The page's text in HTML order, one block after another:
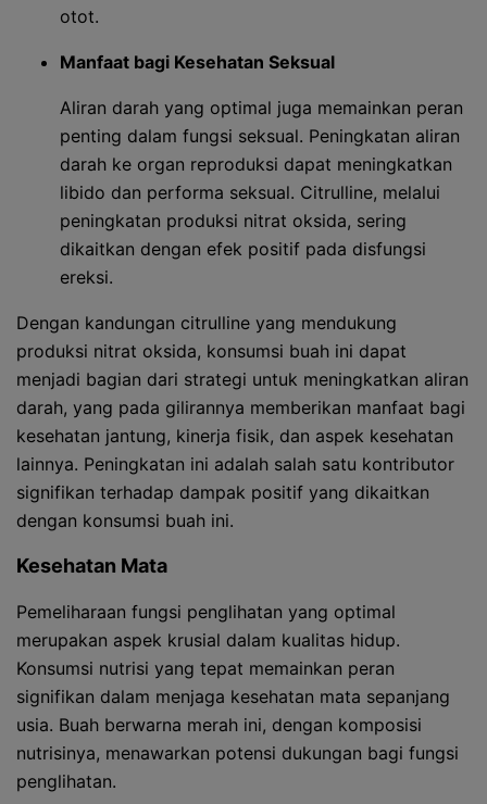
otot.
Manfaat bagi Kesehatan Seksual
Aliran darah yang optimal juga memainkan peran
penting dalam fungsi seksual. Peningkatan aliran
darah ke organ reproduksi dapat meningkatkan
libido dan performa seksual. Citrulline, melalui
peningkatan produksi nitrat oksida, sering
dikaitkan dengan efek positif pada disfungsi
ereksi.
Dengan kandungan citrulline yang mendukung
produksi nitrat oksida, konsumsi buah ini dapat
menjadi bagian dari strategi untuk meningkatkan aliran
darah, yang pada gilirannya memberikan manfaat bagi
kesehatan jantung, kinerja fisik, dan aspek kesehatan
lainnya. Peningkatan ini adalah salah satu kontributor
signifikan terhadap dampak positif yang dikaitkan
dengan konsumsi buah ini.
Kesehatan Mata
Pemeliharaan fungsi penglihatan yang optimal
merupakan aspek krusial dalam kualitas hidup.
Konsumsi nutrisi yang tepat memainkan peran
signifikan dalam menjaga kesehatan mata sepanjang
usia. Buah berwarna merah ini, dengan komposisi
nutrisinya, menawarkan potensi dukungan bagi fungsi
penglihatan.